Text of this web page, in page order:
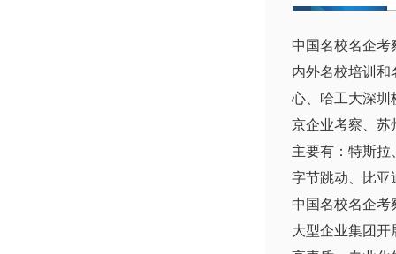
中国名校名企
内外名校培训
心、哈工大深圳
京企业考察、苏
主要有：特斯
字节跳动、比亚
中国名校名企
大型企业集团